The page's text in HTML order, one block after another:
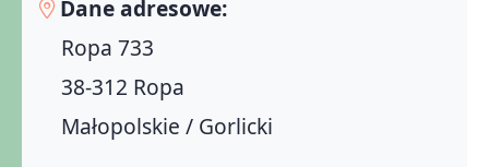
Dane adresowe:
Ropa 733
38-312 Ropa
Małopolskie / Gorlicki